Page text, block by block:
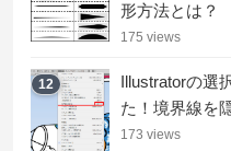
形方法とは？
175 views
12
Illustratorの
た！境界線を
173 views